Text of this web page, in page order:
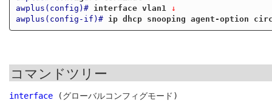
awplus(config)#
interface vlan1
↓
awplus(config-if)#
ip dhcp snooping agent-option
コマンドツリー
interface (グローバルコンフィグモード)